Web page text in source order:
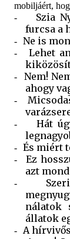
mobiljáért,
-
Szia
furcsa a
- Ne is
-
Lehet
-
Nem!
ahogy
-
-
Hát
- És miért
-
Ez
azt
-
nálatok
állatok
- A